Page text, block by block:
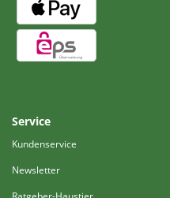
Service
Kundenservice
Newsletter